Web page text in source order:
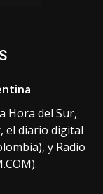
Hora del Sur,
el diario digital
y Radio